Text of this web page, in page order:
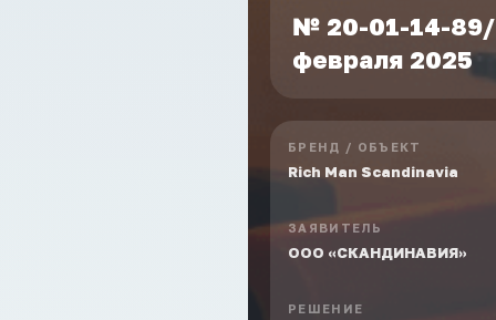
№ 20-01-14-89/
февраля 2025
БРЕНД / ОБЪЕКТ
Rich Man Scandinavia
ЗАЯВИТЕЛЬ
ООО «СКАНДИНАВИЯ»
РЕШЕНИЕ